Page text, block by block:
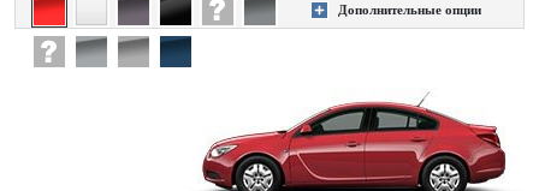
Дополнительные опции